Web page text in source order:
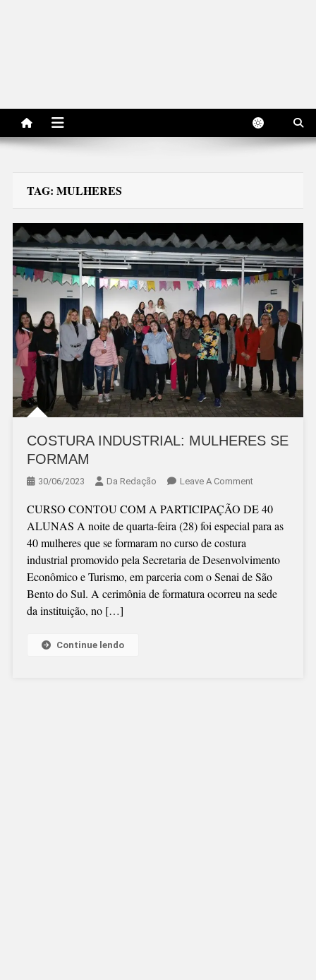
TAG: MULHERES
COSTURA INDUSTRIAL: MULHERES SE
FORMAM
30/06/2023 Da Redação Leave A CommentOn
INDUSTRIAL:
MULHERES
FORMAM
CURSO CONTOU COM A PARTICIPAÇÃO DE 40
ALUNAS A noite de quarta-feira (28) foi especial para as
40 mulheres que se formaram no curso de costura
industrial promovido pela Secretaria de Desenvolvimento
Econômico e Turismo, em parceria com o Senai de São
Bento do Sul. A cerimônia de formatura ocorreu na sede
da instituição, no […]
Continue lendo